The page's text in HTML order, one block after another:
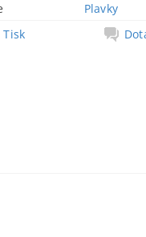
Plavky
Tisk